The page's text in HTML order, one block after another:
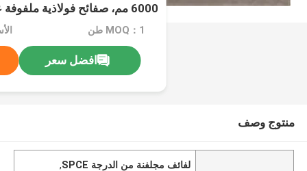
6000 مم، صفائح فولاذية
لفائفMOQ：1 طن
افضل سعر
منتوج وصف
لفائف مجلفنة من الدرجة SPCE
,